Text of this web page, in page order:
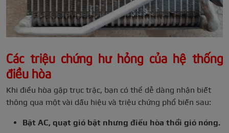
Các triệu chứng hư hỏng của hệ thống
điều hòa
Khi điều hòa gặp trục trặc, bạn có thể dễ dàng nhận biết
thông qua một vài dấu hiệu và triệu chứng phổ biến sau:
Bật AC, quạt gió bật nhưng điều hòa thổi gió nóng.